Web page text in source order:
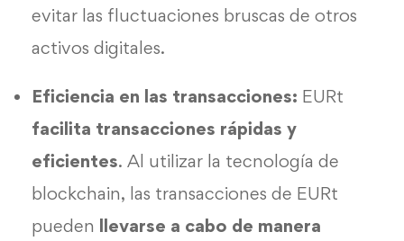
evitar las fluctuaciones bruscas de otros
activos digitales.
Eficiencia en las transacciones: EURt
facilita transacciones rápidas y
eficientes. Al utilizar la tecnología de
blockchain, las transacciones de EURt
pueden llevarse a cabo de manera